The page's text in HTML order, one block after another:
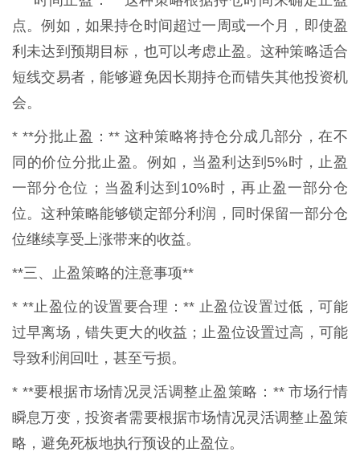
点。例如，如果持仓时间超过一周或一个月，即使盈
利未达到预期目标，也可以考虑止盈。这种策略适合
短线交易者，能够避免因长期持仓而错失其他投资机
会。
* **分批止盈：** 这种策略将持仓分成几部分，在不
同的价位分批止盈。例如，当盈利达到5%时，止盈
一部分仓位；当盈利达到10%时，再止盈一部分仓
位。这种策略能够锁定部分利润，同时保留一部分仓
位继续享受上涨带来的收益。
**三、止盈策略的注意事项**
* **止盈位的设置要合理：** 止盈位设置过低，可能
过早离场，错失更大的收益；止盈位设置过高，可能
导致利润回吐，甚至亏损。
* **要根据市场情况灵活调整止盈策略：** 市场行情
瞬息万变，投资者需要根据市场情况灵活调整止盈策
略，避免死板地执行预设的止盈位。